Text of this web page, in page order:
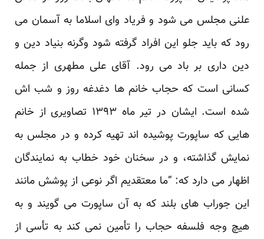
علنی مجلس می شود و فریاد وای اسلاما به آسمان می
رود که باید جلو این افراد گرفته شود وگرنه بنیاد دین و
دین داری بر باد می رود. آقای علی مطهری از جمله
کسانی است که حجاب خانم ها دغدغه روز و شب اش
شده است. ایشان در تیر ماه ۱۳۹۳ تصاویری از خانم
هایی که ساپورت پوشیده اند تهیه کرده و در مجلس به
نمایش گذاشته، و در سخنان خود خطاب به نمایندگان
اظهار می دارد که: “ما معتقدیم اگر نوعی از پوشش مانند
این جوراب های بلند که به آن ساپورت می گویند و به
هیچ وجه فلسفه حجاب را تأمین نمی کند به تأسی از